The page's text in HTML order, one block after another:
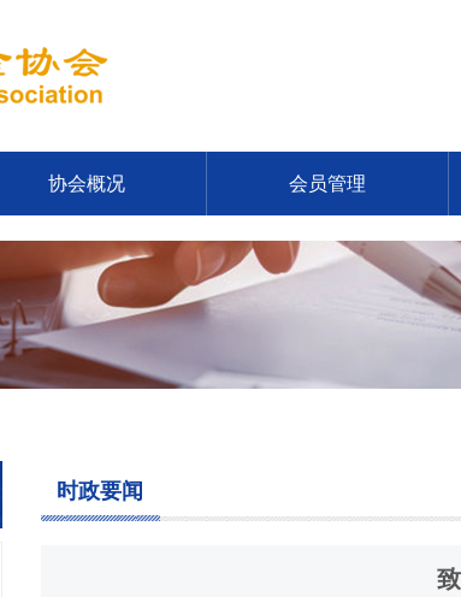
协会概况 会员管理
时政要闻